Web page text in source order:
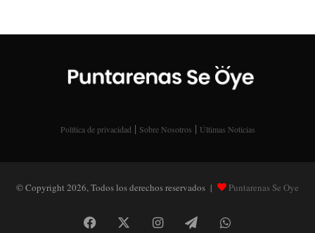
Política de privacidad | Sobre Nosotros | Últimas Noticias
© Copyright 2026, Todos los derechos reservados | Puntarenas Se Oye
Facebook InstagramTelegramWhatsApp